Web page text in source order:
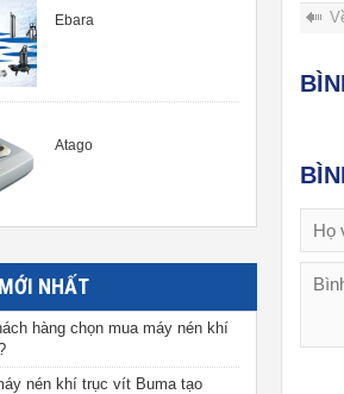
Ebara
Atago
NHẤT
hàng chọn mua máy nén khí
nén khí trục vít Buma tạo